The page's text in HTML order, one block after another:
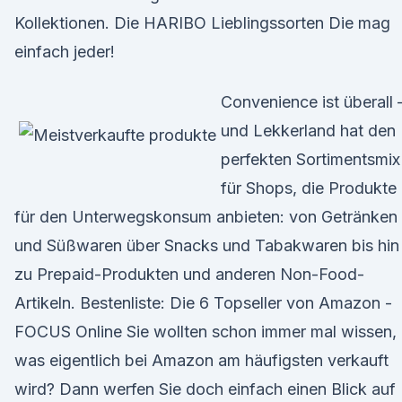
Kollektionen. Die HARIBO Lieblingssorten Die mag
einfach jeder!
Convenience ist überall
und Lekkerland hat den
perfekten Sortimentsmix
für Shops, die Produkte
für den Unterwegskonsum anbieten: von Getränken
und Süßwaren über Snacks und Tabakwaren bis hin
zu Prepaid-Produkten und anderen Non-Food-
Artikeln. Bestenliste: Die 6 Topseller von Amazon -
FOCUS Online Sie wollten schon immer mal wissen,
was eigentlich bei Amazon am häufigsten verkauft
wird? Dann werfen Sie doch einfach einen Blick auf